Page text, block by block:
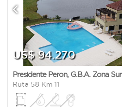
US$ 94.270
Presidente Peron, G.B.A. Zona Sur
Ruta 58 Km 11